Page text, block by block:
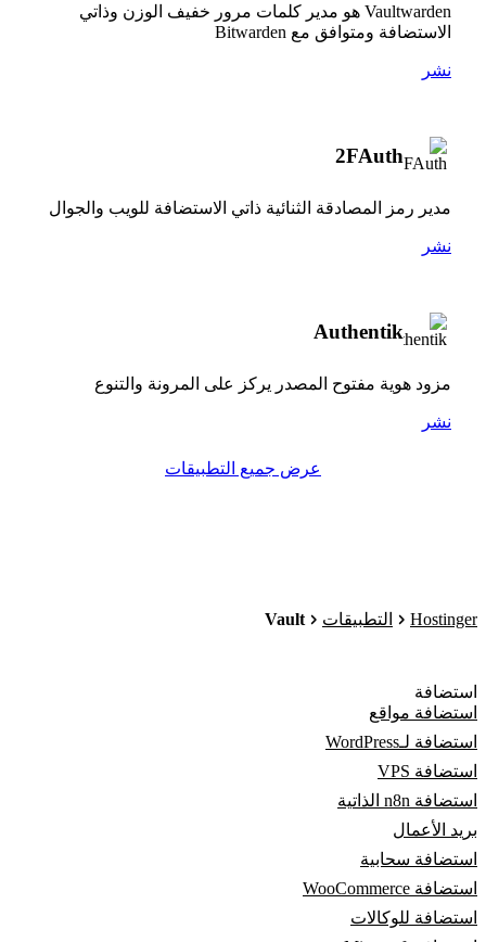
Vaultwarden هو مدير كلمات مرور خفيف الوزن وذاتي
الاستضافة ومتوافق مع Bitwarden
نشر
2FAuth
مدير رمز المصادقة الثنائية ذاتي الاستضافة للويب والجوال
نشر
Authentik
مزود هوية مفتوح المصدر يركز على المرونة والتنوع
نشر
عرض جميع التطبيقات
Hostinger التطبيقات Vault
استضافة
استضافة مواقع
استضافة لـWordPress
استضافة VPS
استضافة n8n الذاتية
بريد الأعمال
استضافة سحابية
استضافة WooCommerce
استضافة للوكالات